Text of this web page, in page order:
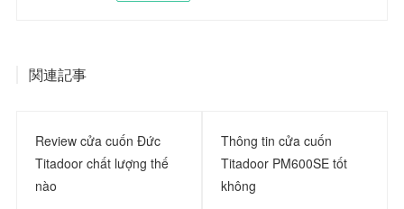
関連記事
Review cửa cuốn Đức
Titadoor chất lượng thế
nào
Thông tin cửa cuốn
Titadoor PM600SE tốt
không